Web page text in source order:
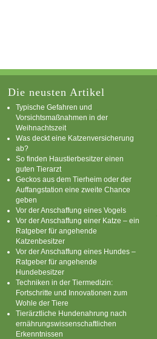
Die neusten Artikel
Typische Gefahren und
Vorsichtsmaßnahmen in der
Weihnachtszeit
Was deckt eine Katzenversicherung
ab?
So finden Haustierbesitzer einen
guten Tierarzt
Geckos aus dem Tierheim oder der
Auffangstation eine zweite Chance
geben
Vor der Anschaffung eines Vogels
Vor der Anschaffung einer Katze – ein
Ratgeber für angehende
Katzenbesitzer
Vor der Anschaffung eines Hundes –
Ratgeber für angehende
Hundebesitzer
Techniken in der Tiermedizin:
Fortschritte und Innovationen zum
Wohle der Tiere
Tierärztliche Hundenahrung nach
ernährungswissenschaftlichen
Erkenntnissen